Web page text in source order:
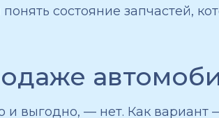
состояние запчастей,
выгодно, — нет. Как вариант